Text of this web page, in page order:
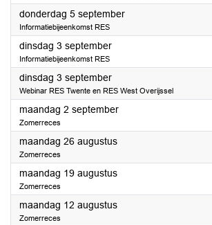
donderdag 5 september2024
Informatiebijeenkomst RES
dinsdag 3 september2024
Informatiebijeenkomst RES
dinsdag 3 september2024
Webinar RES Twente en RES West Overijssel
maandag 2 september2024
Zomerreces
maandag 26 augustus2024
Zomerreces
maandag 19 augustus2024
Zomerreces
maandag 12 augustus2024
Zomerreces